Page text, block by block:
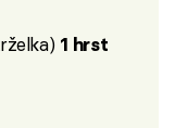
1 hrst